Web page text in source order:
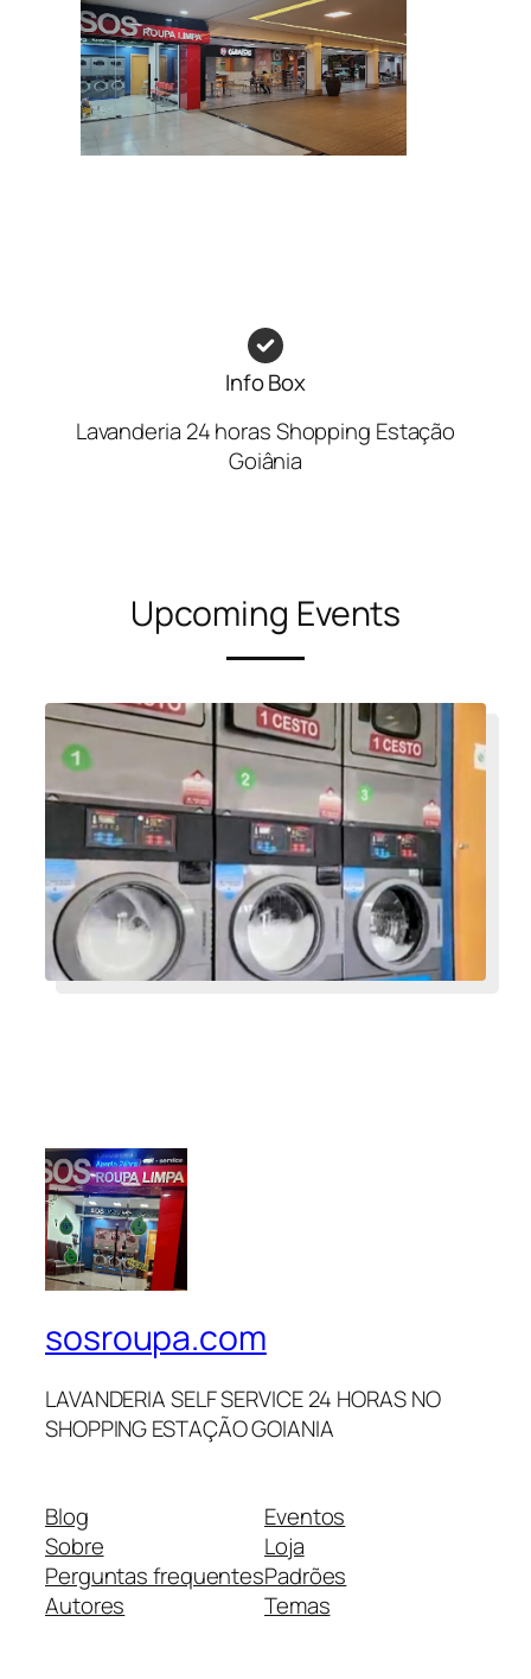
Info Box
Lavanderia 24 horas Shopping Estação
Goiânia
Upcoming Events
sosroupa.com
LAVANDERIA SELF SERVICE 24 HORAS NO
SHOPPING ESTAÇÃO GOIANIA
Blog
Sobre
Perguntas frequentes
Autores
Eventos
Loja
Padrões
Temas